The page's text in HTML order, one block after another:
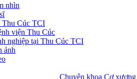
nhìn
Thu Cúc TCI
viện Thu Cúc
nghiệp tại Thu Cúc TCI
ảnh
Chuyên khoa Cơ